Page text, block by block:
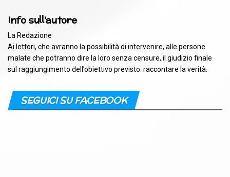
Info sull'autore
La Redazione
Ai lettori, che avranno la possibilità di intervenire, alle persone
malate che potranno dire la loro senza censure, il giudizio finale
sul raggiungimento dell’obiettivo previsto: raccontare la verità.
SEGUICI SU FACEBOOK